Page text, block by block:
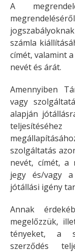
A
számla
címét, valamint
nevét és árát.
Amennyiben
vagy
alapján
szolgáltatás
nevét, címét, a
jegy és/vagy
jótállási igény
Annak
megelőzzük,
tényeket, a
szerződés